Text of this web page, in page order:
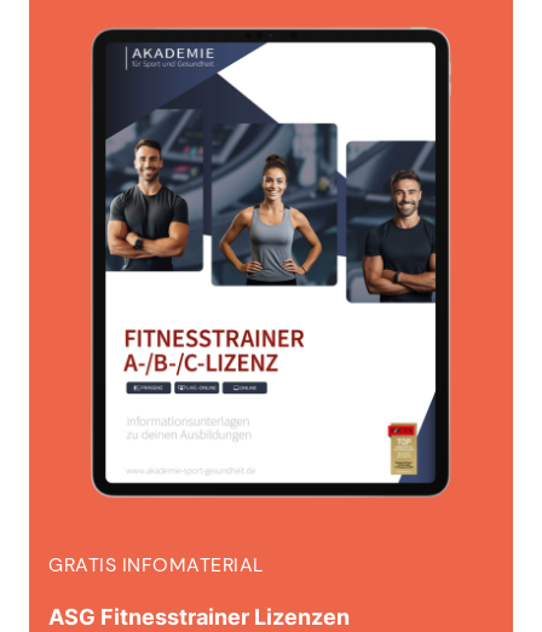
GRATIS INFOMATERIAL
ASG Fitnesstrainer Lizenzen